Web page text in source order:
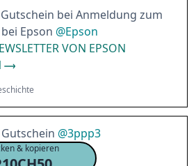
bei Anmeldung zum
Epson @Epson
VON EPSON
@3ppp3
& kopieren